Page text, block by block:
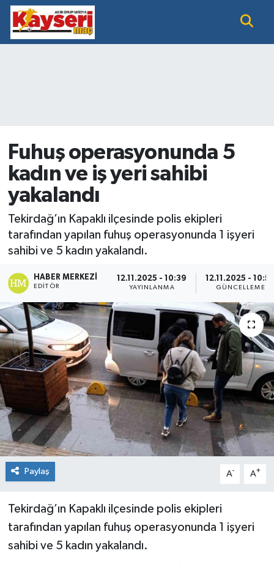
Fuhuş operasyonunda 5
kadın ve iş yeri sahibi
yakalandı
Tekirdağ’ın Kapaklı ilçesinde polis ekipleri
tarafından yapılan fuhuş operasyonunda 1 işyeri
sahibi ve 5 kadın yakalandı.
HABER MERKEZI
EDITÖR
12.11.2025 - 10:39
YAYINLANMA
12.11.2025 -
GÜNCELLEME
Paylaş A- A+
Tekirdağ’ın Kapaklı ilçesinde polis ekipleri
tarafından yapılan fuhuş operasyonunda 1 işyeri
sahibi ve 5 kadın yakalandı.
EĞİTİM
SİYASET GÜNDEMİ
SPOR BÜLTENİ
SÜPER LİG
Nöbetçi Eczaneler
Süper Lig Puan Durumu ve Fikstür
Tüm Manşetler
Son Dakika Haberleri